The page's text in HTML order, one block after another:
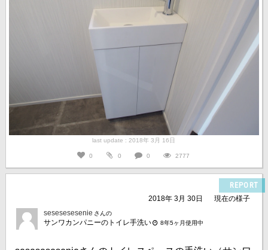
last update : 2018年 3月 16日
0 0 0 2777
REPORT
2018年 3月 30日
現在の様子
sesesesesenie さんの
サンワカンパニーのトイレ手洗い 8年5ヶ月使用中